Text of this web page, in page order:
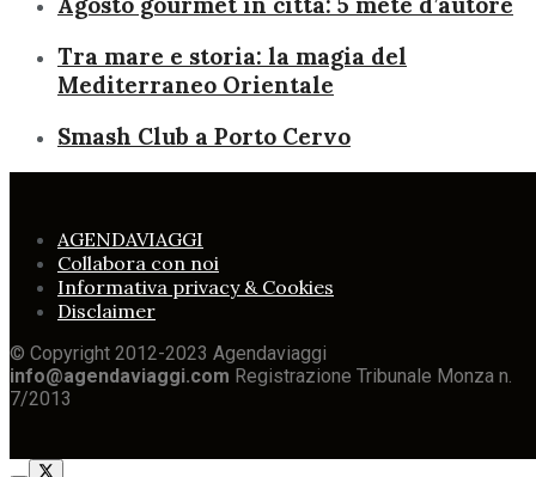
Tra mare e storia: la magia del
Mediterraneo Orientale
Smash Club a Porto Cervo
AGENDAVIAGGI
Collabora con noi
Informativa privacy & Cookies
Disclaimer
© Copyright 2012-2023 Agendaviaggi
info@agendaviaggi.com Registrazione Tribunale Monza n.
7/2013